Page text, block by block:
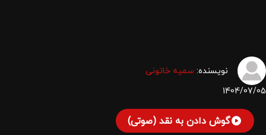
نویسنده: سمیه خاتونی
1404/07/05
گوش دادن به نقد (صوتی)